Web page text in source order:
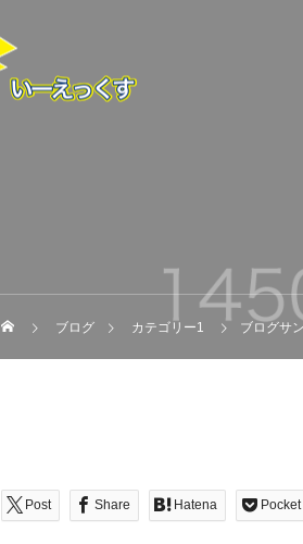
ブログ カテゴリー1 ブログサ
Post Share Hatena Pocket